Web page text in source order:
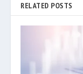
RELATED POSTS